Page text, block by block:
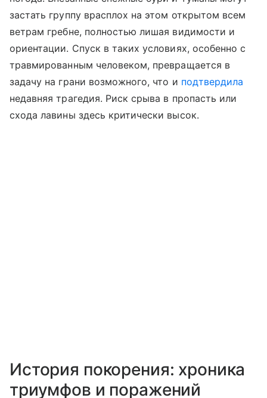
застать группу врасплох на этом открытом всем
ветрам гребне, полностью лишая видимости и
ориентации. Спуск в таких условиях, особенно с
травмированным человеком, превращается в
задачу на грани возможного, что и подтвердила
недавняя трагедия. Риск срыва в пропасть или
схода лавины здесь критически высок.
История покорения: хроника
триумфов и поражений